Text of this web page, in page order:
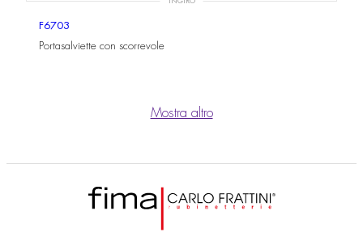
F6703
Portasalviette con scorrevole
Mostra altro